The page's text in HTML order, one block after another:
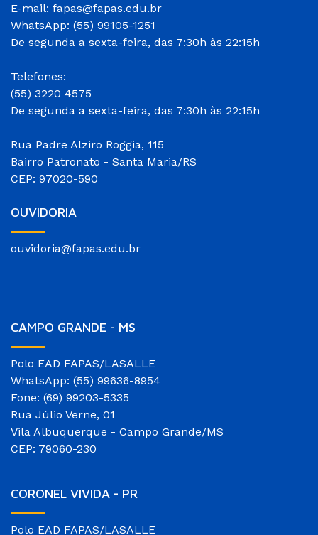
E-mail: fapas@fapas.edu.br
WhatsApp: (55) 99105-1251
De segunda a sexta-feira, das 7:30h às 22:15h
Telefones:
(55) 3220 4575
De segunda a sexta-feira, das 7:30h às 22:15h
Rua Padre Alziro Roggia, 115
Bairro Patronato - Santa Maria/RS
CEP: 97020-590
OUVIDORIA
ouvidoria@fapas.edu.br
CAMPO GRANDE - MS
Polo EAD FAPAS/LASALLE
WhatsApp: (55) 99636-8954
Fone: (69) 99203-5335
Rua Júlio Verne, 01
Vila Albuquerque - Campo Grande/MS
CEP: 79060-230
CORONEL VIVIDA - PR
Polo EAD FAPAS/LASALLE